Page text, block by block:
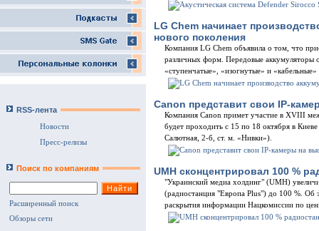
RSS-лента
Новости
Пресс-релизы
Поиск по компаниям
Расширенный поиск
Обзоры сети
LG Chem начинает
нового поколения
Компания LG Chem объявила о том, что
различных форм. Передовые аккумуляторы
«ступенчатые», «изогнутые» и
Canon представит свои IP-
Компания Canon примет участие в XVIII
будет проходить с 15 по 18 октября в
Салютная, 2-б, ст. м. «Нивки»).
UMH сконцентрировал 100 %
"Украинский медиа холдинг" (UMH)
(радиостанция "Европа Plus") до 100 %.
раскрытия информации Нацкомиссии по